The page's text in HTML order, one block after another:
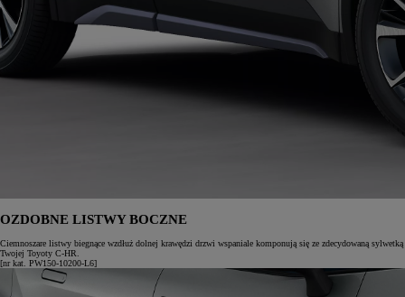
OZDOBNE LISTWY BOCZNE
Ciemnoszare listwy biegnące wzdłuż dolnej krawędzi drzwi wspaniale komponują się ze zdecydowaną sylwetką
Twojej Toyoty C-HR.
[nr kat. PW150-10200-L6]